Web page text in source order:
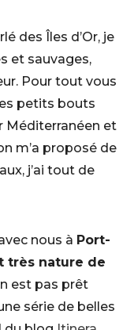
des Îles d’Or, je
et sauvages,
Pour tout vous
petits bouts
Méditerranéen et
m’a proposé de
j’ai tout de
nous à Port-
très nature de
est pas prêt
série de belles